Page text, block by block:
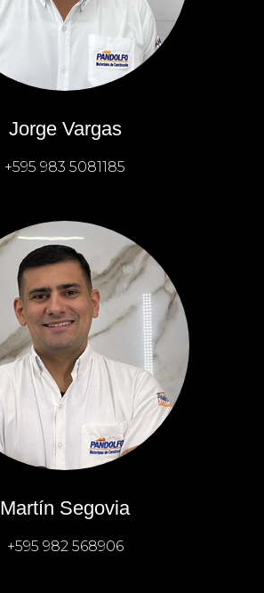
Jorge Vargas
+595 983 5081185
Martín Segovia
+595 982 568906